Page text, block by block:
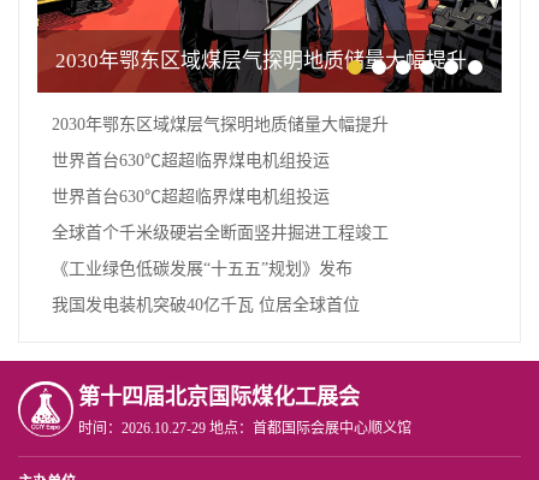
2030年鄂东区域煤层气探明地质储量大幅提升
2030年鄂东区域煤层气探明地质储量大幅提升
世界首台630℃超超临界煤电机组投运
世界首台630℃超超临界煤电机组投运
全球首个千米级硬岩全断面竖井掘进工程竣工
《工业绿色低碳发展“十五五”规划》发布
我国发电装机突破40亿千瓦 位居全球首位
第十四届北京国际煤化工展会
时间：2026.10.27-29 地点：首都国际会展中心顺义馆